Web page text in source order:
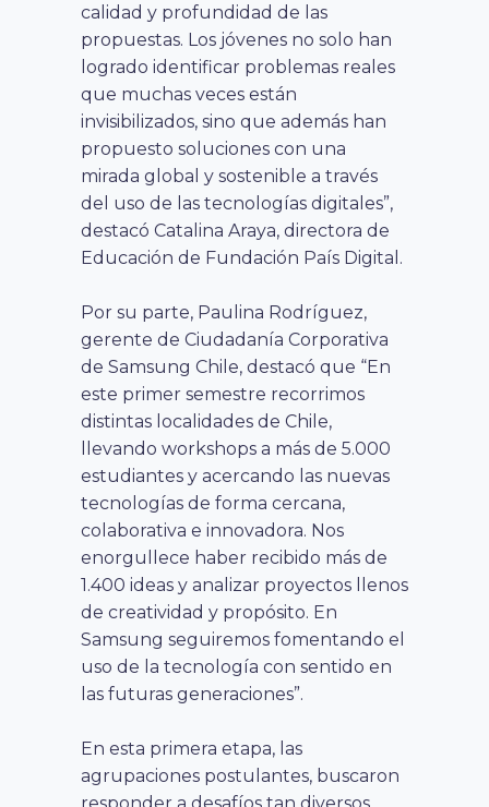
calidad y profundidad de las
propuestas. Los jóvenes no solo han
logrado identificar problemas reales
que muchas veces están
invisibilizados, sino que además han
propuesto soluciones con una
mirada global y sostenible a través
del uso de las tecnologías digitales”,
destacó Catalina Araya, directora de
Educación de Fundación País Digital.
Por su parte, Paulina Rodríguez,
gerente de Ciudadanía Corporativa
de Samsung Chile, destacó que “En
este primer semestre recorrimos
distintas localidades de Chile,
llevando workshops a más de 5.000
estudiantes y acercando las nuevas
tecnologías de forma cercana,
colaborativa e innovadora. Nos
enorgullece haber recibido más de
1.400 ideas y analizar proyectos llenos
de creatividad y propósito. En
Samsung seguiremos fomentando el
uso de la tecnología con sentido en
las futuras generaciones”.
En esta primera etapa, las
agrupaciones postulantes, buscaron